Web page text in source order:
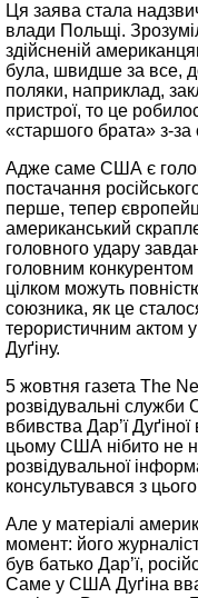
Ця заява стала
влади Польщі.
здійсненій
була, швидше за все,
поляки, наприклад,
пристрої, то це
«старшого брата» з-за
Адже саме США є
постачання
перше, тепер
американський
головного удару
головним
цілком можуть
союзника, як це
терористичним актом
Дуґіну.
5 жовтня газета The
розвідувальні
вбивства Дар’ї
цьому США нібито не
розвідувальної
консультувався з
Але у матеріалі
момент: його
був батько Дар’ї,
Саме у США Дуґіна